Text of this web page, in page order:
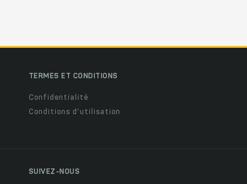
TERMES ET CONDITIONS
Confidentialité
Conditions d'utilisation
SUIVEZ-NOUS